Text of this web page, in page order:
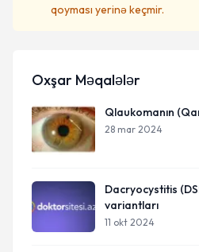
qoyması yerinə keçmir.
Oxşar Məqalələr
Qlaukomanın
28 mar 2024
Dacryocystitis
variantları
11 okt 2024